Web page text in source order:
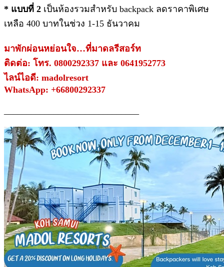
* แบบที่ 2 เป็นห้องรวมสำหรับ backpack ลดราคาพิเศษ
เหลือ 400 บาทในช่วง 1-15 ธันวาคม
มาพักผ่อนหย่อนใจ…ที่มาดลรีสอร์ท
ติดต่อ: โทร. 0800292337 และ 0641952773
ไลน์ไอดี: madolresort
WhatsApp: +66800292337